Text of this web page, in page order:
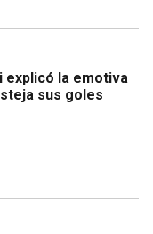
explicó la emotiva
sus goles